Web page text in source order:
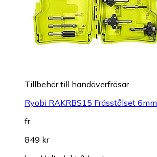
Tillbehör till handöverfräsar
Ryobi RAKRBS15 Frässtålset 6mm
fr.
849 kr